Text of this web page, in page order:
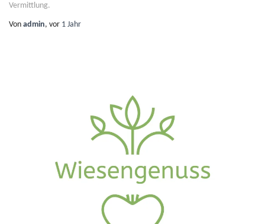
Vermittlung.
Von admin, vor 1 Jahr